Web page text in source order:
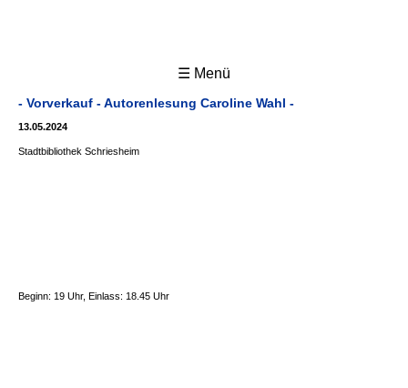
☰ Menü
- Vorverkauf - Autorenlesung Caroline Wahl -
13.05.2024
Stadtbibliothek Schriesheim
Beginn: 19 Uhr, Einlass: 18.45 Uhr